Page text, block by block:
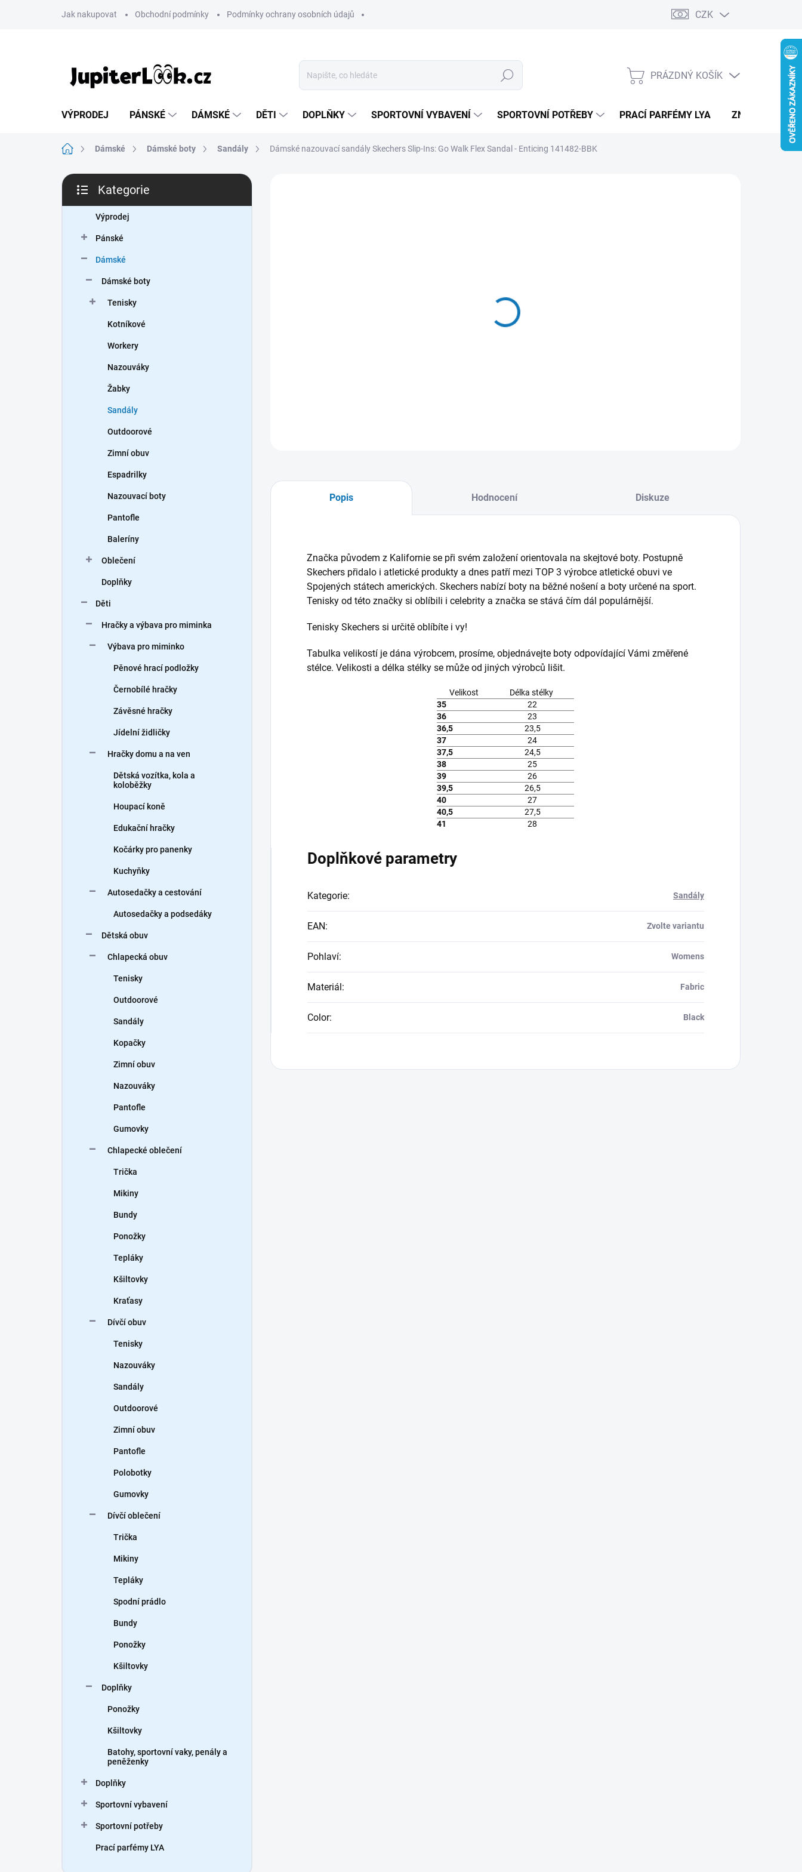
Jak nakupovat Obchodní podmínky Podmínky ochrany osobních údajů CZK
Hledat
NÁKUPNÍ
PRÁZDNÝ KOŠÍK
VÝPRODEJ PÁNSKÉ DÁMSKÉ DĚTI DOPLŇKY SPORTOVNÍ VYBAVENÍ SPORTOVNÍ POTŘEBY PRACÍ PARFÉMY LYA ZNAČKY
Domů Dámské Dámské boty Sandály Dámské nazouvací sandály Skechers Slip-Ins: Go Walk Flex Sandal - Enticing 141482-BBK
P
s
kategorie
Kategorie
Výprodej
Pánské
Dámské
Dámské boty
Tenisky
Kotníkové
Workery
Nazouváky
Žabky
Sandály
Outdoorové
Zimní obuv
Espadrilky
Nazouvací boty
Pantofle
Baleríny
Oblečení
Doplňky
Děti
Hračky a výbava pro miminka
Výbava pro miminko
Pěnové hrací podložky
Černobílé hračky
Závěsné hračky
Jídelní židličky
Hračky domu a na ven
Dětská vozítka, kola a
koloběžky
Houpací koně
Edukační hračky
Kočárky pro panenky
Kuchyňky
Autosedačky a cestování
Autosedačky a podsedáky
Dětská obuv
Chlapecká obuv
Tenisky
Outdoorové
Sandály
Kopačky
Zimní obuv
Nazouváky
Pantofle
Gumovky
Chlapecké oblečení
Trička
Mikiny
Bundy
Ponožky
Tepláky
Kšiltovky
Kraťasy
Dívčí obuv
Tenisky
Nazouváky
Sandály
Outdoorové
Zimní obuv
Pantofle
Polobotky
Gumovky
Dívčí oblečení
Trička
Mikiny
Tepláky
Spodní prádlo
Bundy
Ponožky
Kšiltovky
Doplňky
Ponožky
Kšiltovky
Batohy, sportovní vaky, penály a
peněženky
Doplňky
Sportovní vybavení
Sportovní potřeby
Prací parfémy LYA
ZVOLTE VARIANTU
Popis Hodnocení Diskuze
Značka původem z Kalifornie se při svém založení orientovala na skejtové boty. Postupně
Skechers přidalo i atletické produkty a dnes patří mezi TOP 3 výrobce atletické obuvi ve
Spojených státech amerických. Skechers nabízí boty na běžné nošení a boty určené na sport.
Tenisky od této značky si oblíbili i celebrity a značka se stává čím dál populárnější.
Tenisky Skechers si určitě oblíbíte i vy!
Tabulka velikostí je dána výrobcem, prosíme, objednávejte boty odpovídající Vámi změřené
stélce. Velikosti a délka stélky se může od jiných výrobců lišit.
Velikost
Délka stélky
35
22
36
23
36,5
23,5
37
24
37,5
24,5
38
25
39
26
39,5
26,5
40
27
40,5
27,5
41
28
Doplňkové parametry
Kategorie: Sandály
EAN: Zvolte variantu
Pohlaví: Womens
Materiál: Fabric
Color: Black